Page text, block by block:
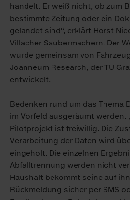
handelt. Er weiß nicht, ob zum
bestimmte Zeitung oder ein
gelandet sind“, erklärt Horst
Villacher Saubermachern. Der
wurde gemeinsam von
Joanneum Research, der TU
entwickelt.
Bedenken rund um das Thema
im Vorfeld ausgeräumt werden.
Pilotprojekt ist freiwillig. Die
Verarbeitung der Daten wird
eingeholt. Die einzelnen
Abfalltrennung werden nicht
Haushalt bekommt seine auf
Rückmeldung sicher per SMS